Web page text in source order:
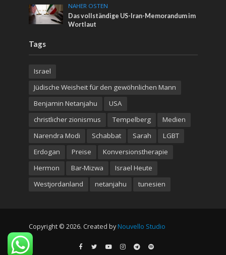
NAHER OSTEN
Das vollständige US-Iran-Memorandum im
Wortlaut
Tags
Israel
Jüdische Weisheit für den gewöhnlichen Mann
Benjamin Netanjahu
USA
christlicher zionismus
Tempelberg
Medien
Narendra Modi
Schabbat Sarah
LGBT
Erdogan
Preise
Konversionstherapie
Hermon
Bar-Mizwa
Israel Heute
Westjordanland
netanjahu tunesien
Copyright © 2026. Created by Nouvello Studio